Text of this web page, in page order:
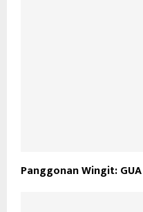
Panggonan Wingit: GUA